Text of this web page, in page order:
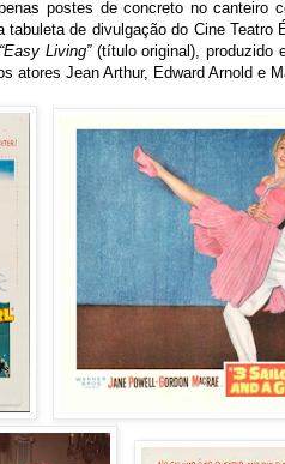
postes de concreto no canteiro
de divulgação do Cine Teatro
“Easy Living”(título original), produzido
atores Jean Arthur, Edward Arnold e